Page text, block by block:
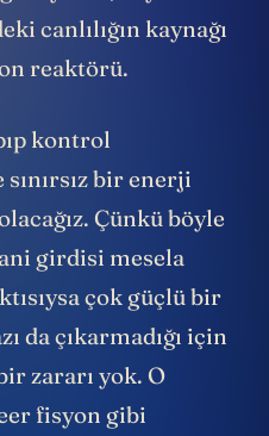
canlılığın kaynağı
reaktörü.
kontrol
bir enerji
Çünkü böyle
girdisi mesela
çok güçlü bir
da çıkarmadığı için
zararı yok. O
fisyon gibi